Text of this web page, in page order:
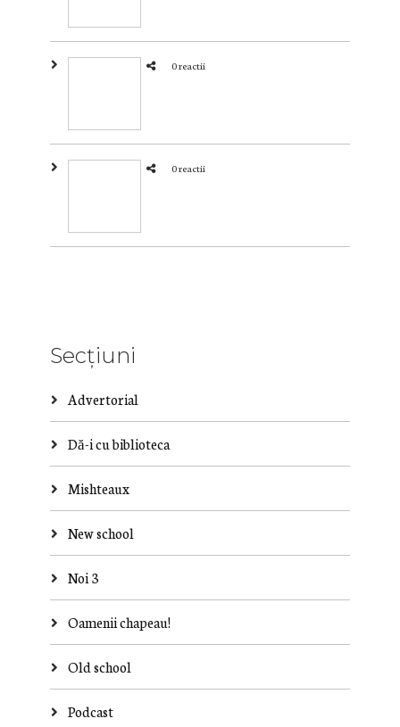
0 reactii
0 reactii
Secțiuni
Advertorial
Dă-i cu biblioteca
Mishteaux
New school
Noi 3
Oamenii chapeau!
Old school
Podcast